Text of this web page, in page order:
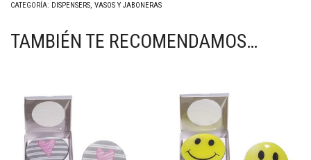
CATEGORÍA: DISPENSERS, VASOS Y JABONERAS
TAMBIÉN TE RECOMENDAMOS…